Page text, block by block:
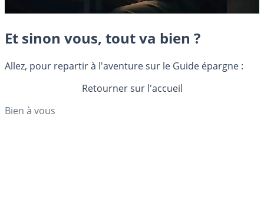
Et sinon vous, tout va bien ?
Allez, pour repartir à l'aventure sur le Guide épargne :
Retourner sur l'accueil
Bien à vous